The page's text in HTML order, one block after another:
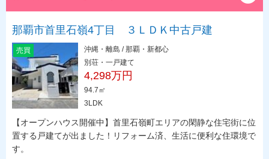
那覇市首里石嶺4丁目 ３ＬＤＫ中古戸建
売買
沖縄・離島 / 那覇・新都心
別荘・一戸建て
4,298万円
94.7㎡
3LDK
【オープンハウス開催中】首里石嶺町エリアの閑静な住宅街に位
置する戸建てが出ました！リフォーム済、生活に便利な住環境で
す。